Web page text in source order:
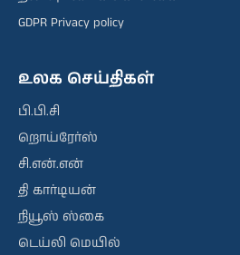
GDPR Privacy policy
உலக செய்திகள்
பி.பி.சி
றொய்ரேர்ஸ்
சி.என்.என்
தி கார்டியன்
நியூஸ் ஸ்கை
டெய்லி மெயில்